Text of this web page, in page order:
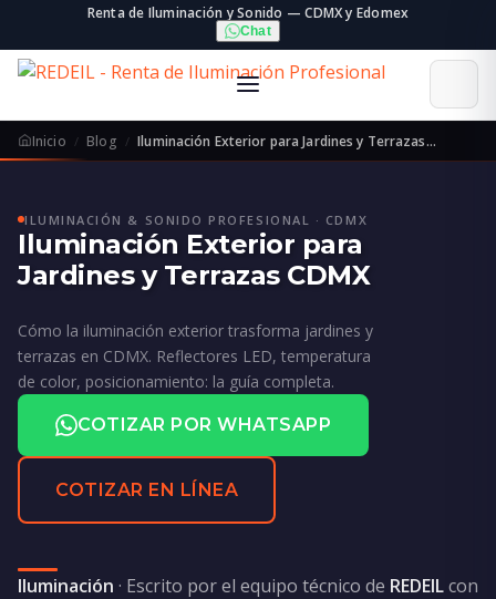
Renta de Iluminación y Sonido — CDMX y Edomex
Chat
Inicio Blog Iluminación Exterior para Jardines y Terrazas…
ILUMINACIÓN & SONIDO PROFESIONAL · CDMX
Iluminación Exterior para
Jardines y Terrazas CDMX
Cómo la iluminación exterior trasforma jardines y
terrazas en CDMX. Reflectores LED, temperatura
de color, posicionamiento: la guía completa.
COTIZAR POR WHATSAPP
COTIZAR EN LÍNEA
Iluminación · Escrito por el equipo técnico de REDEILcon